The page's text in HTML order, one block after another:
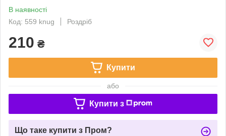
В наявності
Код: 559 knug
Роздріб
210 ₴
Купити
або
Купити з
Що таке купити з Пром?